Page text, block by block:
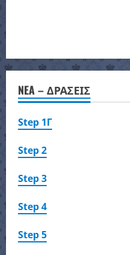
NEA – ΔΡΑΣΕΙΣ
Step 1Γ
Step 2
Step 3
Step 4
Step 5